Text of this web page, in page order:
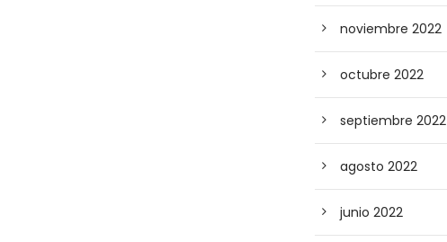
noviembre 2022
octubre 2022
septiembre 2022
agosto 2022
junio 2022